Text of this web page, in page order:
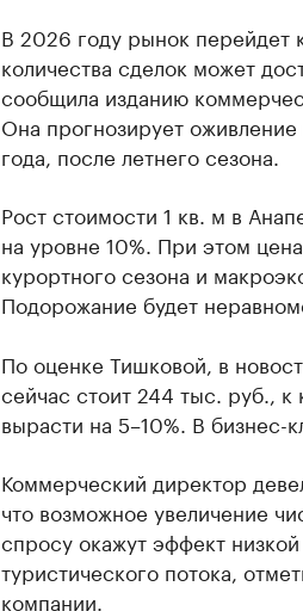
В 2026 году рынок перейдет
количества сделок может
сообщила изданию
Она прогнозирует
года, после летнего сезона.
Рост стоимости 1 кв. м в
на уровне 10%. При этом
курортного сезона и
Подорожание будет
По оценке Тишковой, в
сейчас стоит 244 тыс. руб., к
вырасти на 5–10%. В бизнес-
Коммерческий директор
что возможное увеличение
спросу окажут эффект
туристического потока,
компании.